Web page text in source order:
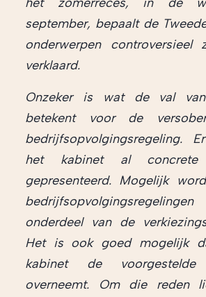
september, bepaalt de
onderwerpen controversieel
verklaard.
Onzeker is wat de val
betekent voor de
bedrijfsopvolgingsregeling.
het kabinet al concrete
gepresenteerd. Mogelijk
onderdeel van de
Het is ook goed mogelijk
kabinet de voorgestelde
overneemt. Om die reden